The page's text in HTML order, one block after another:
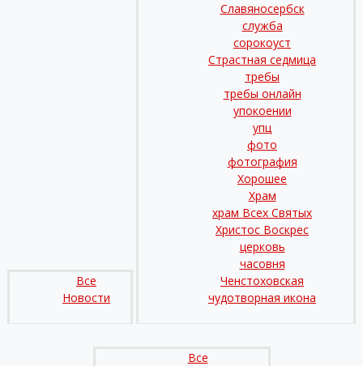
Все
Новости
Славяносербск
служба
сорокоуст
Страстная седмица
требы
требы онлайн
упокоении
упц
фото
фотография
Хорошее
Храм
храм Всех Святых
Христос Воскрес
церковь
часовня
Ченстоховская
чудотворная икона
Все